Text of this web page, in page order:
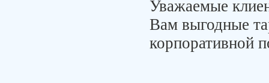
Уважаемые
Вам выгодные
корпоративной